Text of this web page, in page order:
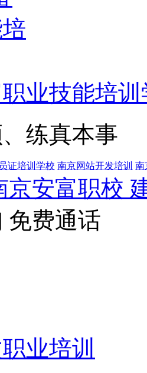
业技能培训
练真本事
证培训学校 南京网站开发培训 南
京安富职校
免费通话
业培训